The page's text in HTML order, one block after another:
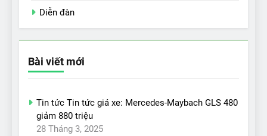
Diễn đàn
Bài viết mới
Tin tức Tin tức giá xe: Mercedes-Maybach GLS 480
giảm 880 triệu
28 Tháng 3, 2025